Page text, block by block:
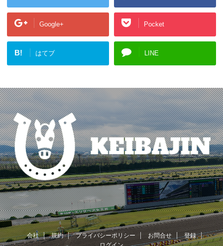
Google+ Pocket
B! はてブ LINE
会社 規約 プライバシーポリシー お問合せ
登録